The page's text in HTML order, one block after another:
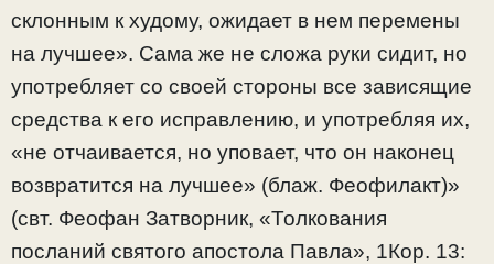
склонным к худому, ожидает в нем перемены
на лучшее». Сама же не сложа руки сидит, но
употребляет со своей стороны все зависящие
средства к его исправлению, и употребляя их,
«не отчаивается, но уповает, что он наконец
возвратится на лучшее» (блаж. Феофилакт)»
(свт. Феофан Затворник, «Толкования
посланий святого апостола Павла», 1Кор. 13: